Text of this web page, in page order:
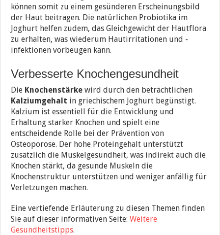
können somit zu einem gesünderen Erscheinungsbild
der Haut beitragen. Die natürlichen Probiotika im
Joghurt helfen zudem, das Gleichgewicht der Hautflora
zu erhalten, was wiederum Hautirritationen und -
infektionen vorbeugen kann.
Verbesserte Knochengesundheit
Die Knochenstärke wird durch den beträchtlichen
Kalziumgehalt in griechischem Joghurt begünstigt.
Kalzium ist essentiell für die Entwicklung und
Erhaltung starker Knochen und spielt eine
entscheidende Rolle bei der Prävention von
Osteoporose. Der hohe Proteingehalt unterstützt
zusätzlich die Muskelgesundheit, was indirekt auch die
Knochen stärkt, da gesunde Muskeln die
Knochenstruktur unterstützen und weniger anfällig für
Verletzungen machen.
Eine vertiefende Erläuterung zu diesen Themen finden
Sie auf dieser informativen Seite:Weitere
Gesundheitstipps.